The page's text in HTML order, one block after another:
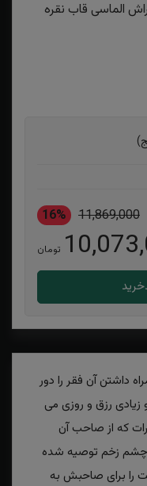
الماسی قاب نقره
11,869,000
16%
تومان
داشتن آن فقر را دور
فراخی و زیادی رزق و روزی می
که از صاحب آن
از چشم زخم توصیه شده
را برای صاحبش به